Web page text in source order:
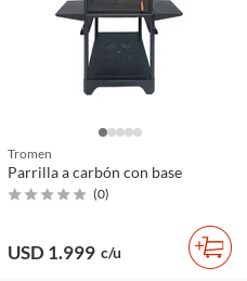
Tromen
Parrilla a carbón con base
(0)
USD 1.999 c/u